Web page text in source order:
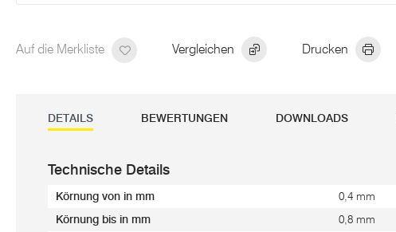
Auf die Merkliste Vergleichen Drucken
DETAILS BEWERTUNGEN DOWNLOADS
Technische Details
Körnung von in mm 0,4 mm
Körnung bis in mm 0,8 mm